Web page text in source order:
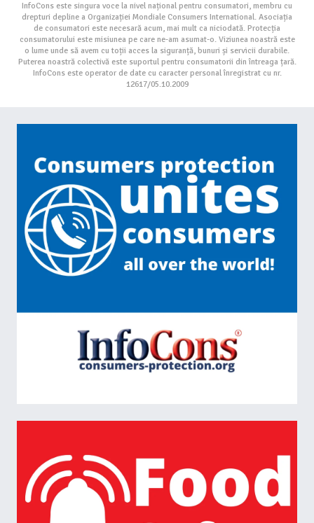
InfoCons este singura voce la nivel național pentru consumatori, membru cu
drepturi depline a Organizației Mondiale Consumers International. Asociația
de consumatori este necesară acum, mai mult ca niciodată. Protecția
consumatorului este misiunea pe care ne-am asumat-o. Viziunea noastră este
o lume unde să avem cu toții acces la siguranță, bunuri și servicii durabile.
Puterea noastră colectivă este suportul pentru consumatorii din întreaga țară.
InfoCons este operator de date cu caracter personal înregistrat cu nr.
12617/05.10.2009